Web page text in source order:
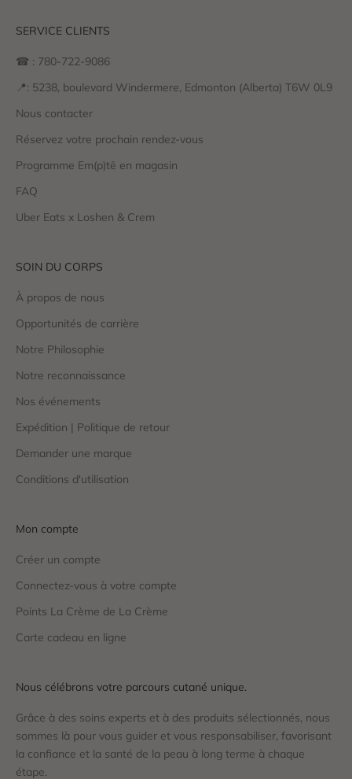
SERVICE CLIENTS
☎ : 780-722-9086
📍: 5238, boulevard Windermere, Edmonton (Alberta) T6W 0L9
Nous contacter
Réservez votre prochain rendez-vous
Programme Em(p)tē en magasin
FAQ
Uber Eats x Loshen & Crem
SOIN DU CORPS
À propos de nous
Opportunités de carrière
Notre Philosophie
Notre reconnaissance
Nos événements
Expédition | Politique de retour
Demander une marque
Conditions d'utilisation
Mon compte
Créer un compte
Connectez-vous à votre compte
Points La Crème de La Crème
Carte cadeau en ligne
Nous célébrons votre parcours cutané unique.
Grâce à des soins experts et à des produits sélectionnés, nous
sommes là pour vous guider et vous responsabiliser, favorisant
la confiance et la santé de la peau à long terme à chaque
étape.